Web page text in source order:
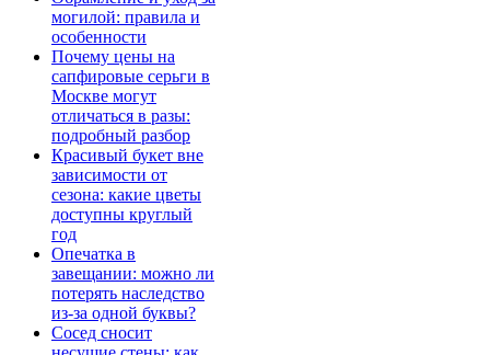
могилой: правила и
особенности
Почему цены на
сапфировые серьги в
Москве могут
отличаться в разы:
подробный разбор
Красивый букет вне
зависимости от
сезона: какие цветы
доступны круглый
год
Опечатка в
завещании: можно ли
потерять наследство
из-за одной буквы?
Сосед сносит